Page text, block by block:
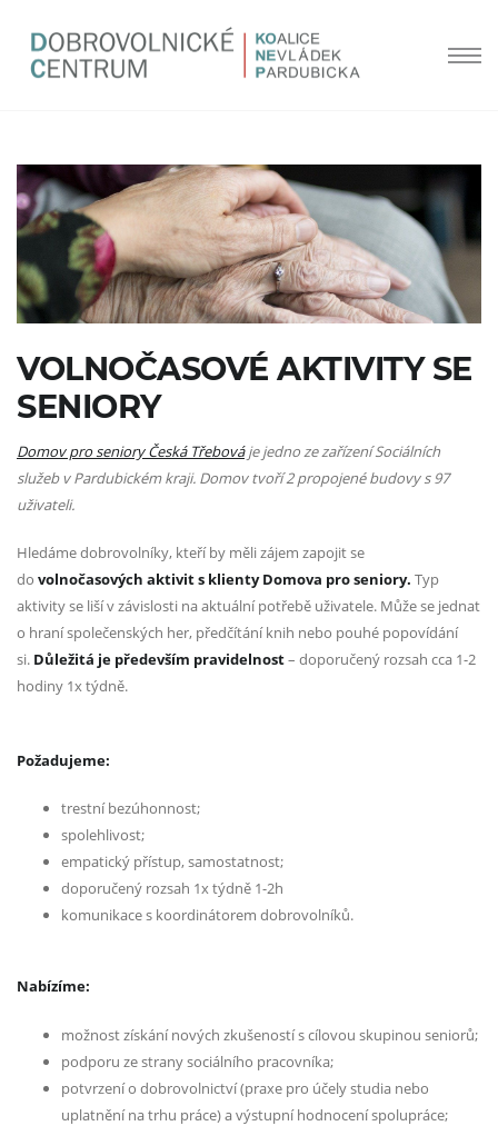
VOLNOČASOVÉ AKTIVITY SE
SENIORY
Domov pro seniory Česká Třebováje jedno ze zařízení Sociálních
služeb v Pardubickém kraji. Domov tvoří 2 propojené budovy s 97
uživateli.
Hledáme dobrovolníky, kteří by měli zájem zapojit se
do volnočasových aktivit s klienty Domova pro seniory. Typ
aktivity se liší v závislosti na aktuální potřebě uživatele. Může se jednat
o hraní společenských her, předčítání knih nebo pouhé popovídání
si. Důležitá je především pravidelnost– doporučený rozsah cca 1-2
hodiny 1x týdně.
Požadujeme:
trestní bezúhonnost;
spolehlivost;
empatický přístup, samostatnost;
doporučený rozsah 1x týdně 1-2h
komunikace s koordinátorem dobrovolníků.
Nabízíme:
možnost získání nových zkušeností s cílovou skupinou seniorů;
podporu ze strany sociálního pracovníka;
potvrzení o dobrovolnictví (praxe pro účely studia nebo
uplatnění na trhu práce) a výstupní hodnocení spolupráce;